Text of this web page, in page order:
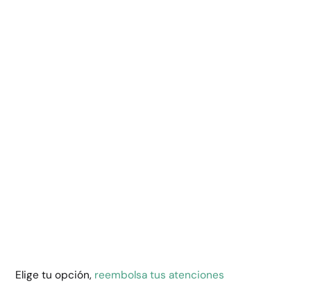
Elige tu opción, reembolsa tus atenciones